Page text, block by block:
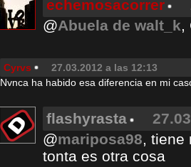
echemosacorrer
@Abuela de walt_k,
Cyrvs
27.03.2012 a las 12:13
Nvnca ha habido esa diferencia en mi
flashyrasta
@mariposa98, tiene
tonta es otra cosa